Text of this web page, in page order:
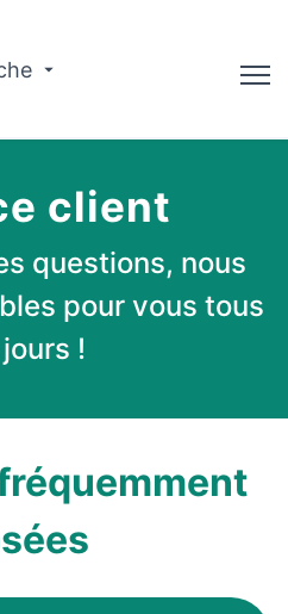
client
questions, nous
pour vous tous
!